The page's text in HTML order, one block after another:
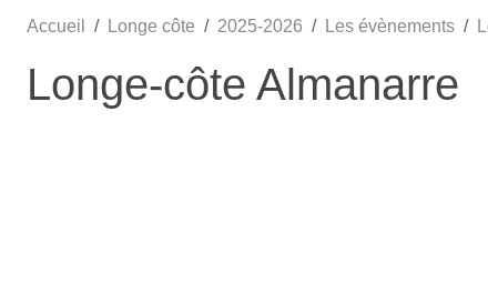
Accueil Longe côte 2025-2026 Les évènements
Longe-côte Almanarre